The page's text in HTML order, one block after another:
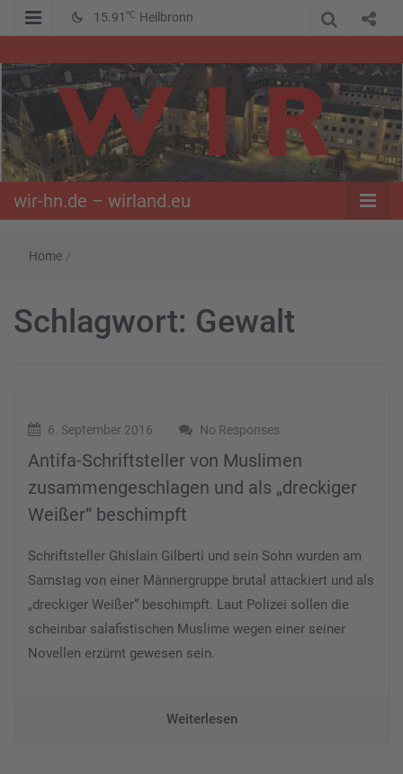
15.91 ℃ Heilbronn
wir-hn.de –
wirland.eu
wir-hn.de – wirland.eu
Home /
Schlagwort: Gewalt
6. September 2016 No Responses
Antifa-Schriftsteller von Muslimen
zusammengeschlagen und als „dreckiger
Weißer“ beschimpft
Schriftsteller Ghislain Gilberti und sein Sohn wurden am
Samstag von einer Männergruppe brutal attackiert und als
„dreckiger Weißer“ beschimpft. Laut Polizei sollen die
scheinbar salafistischen Muslime wegen einer seiner
Novellen erzürnt gewesen sein.
Weiterlesen